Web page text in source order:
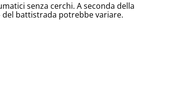
senza cerchi. A seconda della
battistrada potrebbe variare.